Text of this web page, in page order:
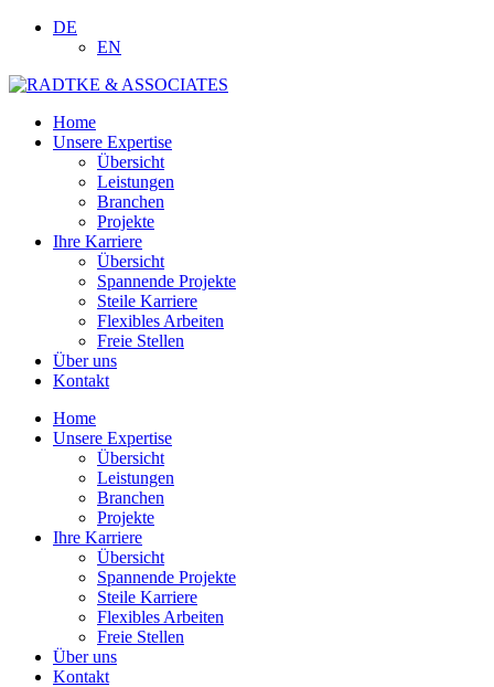
DE
EN
Home
Unsere Expertise
Übersicht
Leistungen
Branchen
Projekte
Ihre Karriere
Übersicht
Spannende Projekte
Steile Karriere
Flexibles Arbeiten
Freie Stellen
Über uns
Kontakt
Home
Unsere Expertise
Übersicht
Leistungen
Branchen
Projekte
Ihre Karriere
Übersicht
Spannende Projekte
Steile Karriere
Flexibles Arbeiten
Freie Stellen
Über uns
Kontakt